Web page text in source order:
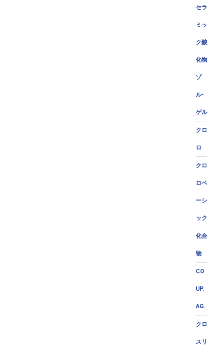
セラ
ミッ
ク酸
化物
ゾ
ル-
ゲル
クロ
ロ
クロ
ロベ
ーシ
ック
化合
物
CO
UP.
AG.
クロ
スリ